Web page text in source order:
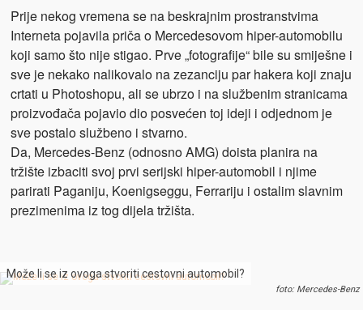
Prije nekog vremena se na beskrajnim prostranstvima
Interneta pojavila priča o Mercedesovom hiper-automobilu
koji samo što nije stigao. Prve „fotografije“ bile su smiješne i
sve je nekako nalikovalo na zezanciju par hakera koji znaju
crtati u Photoshopu, ali se ubrzo i na službenim stranicama
proizvođača pojavio dio posvećen toj ideji i odjednom je
sve postalo službeno i stvarno.
Da, Mercedes-Benz (odnosno AMG) doista planira na
tržište izbaciti svoj prvi serijski hiper-automobil i njime
parirati Paganiju, Koenigseggu, Ferrariju i ostalim slavnim
prezimenima iz tog dijela tržišta.
Može li se iz ovoga stvoriti cestovni automobil?
foto: Mercedes-Benz